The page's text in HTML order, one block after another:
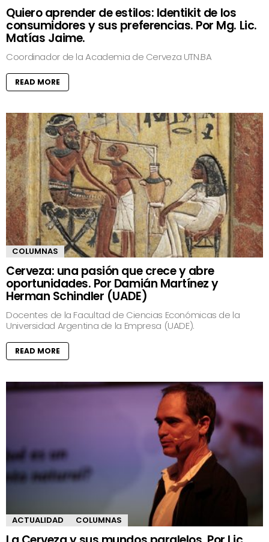
Quiero aprender de estilos: Identikit de los
consumidores y sus preferencias. Por Mg. Lic.
Matías Jaime.
Coordinador de la Academia de Cerveza UTN.BA
READ MORE
COLUMNAS
Cerveza: una pasión que crece y abre
oportunidades. Por Damián Martínez y
Herman Schindler (UADE)
Docentes de la Facultad de Ciencias Económicas de la
Universidad Argentina de la Empresa (UADE).
READ MORE
ACTUALIDAD COLUMNAS